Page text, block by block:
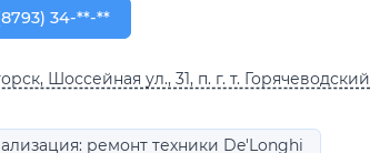
34-08-07
34-**-**
Шоссейная ул., 31, п. г. т. Горячеводский
ремонт техники De'Longhi